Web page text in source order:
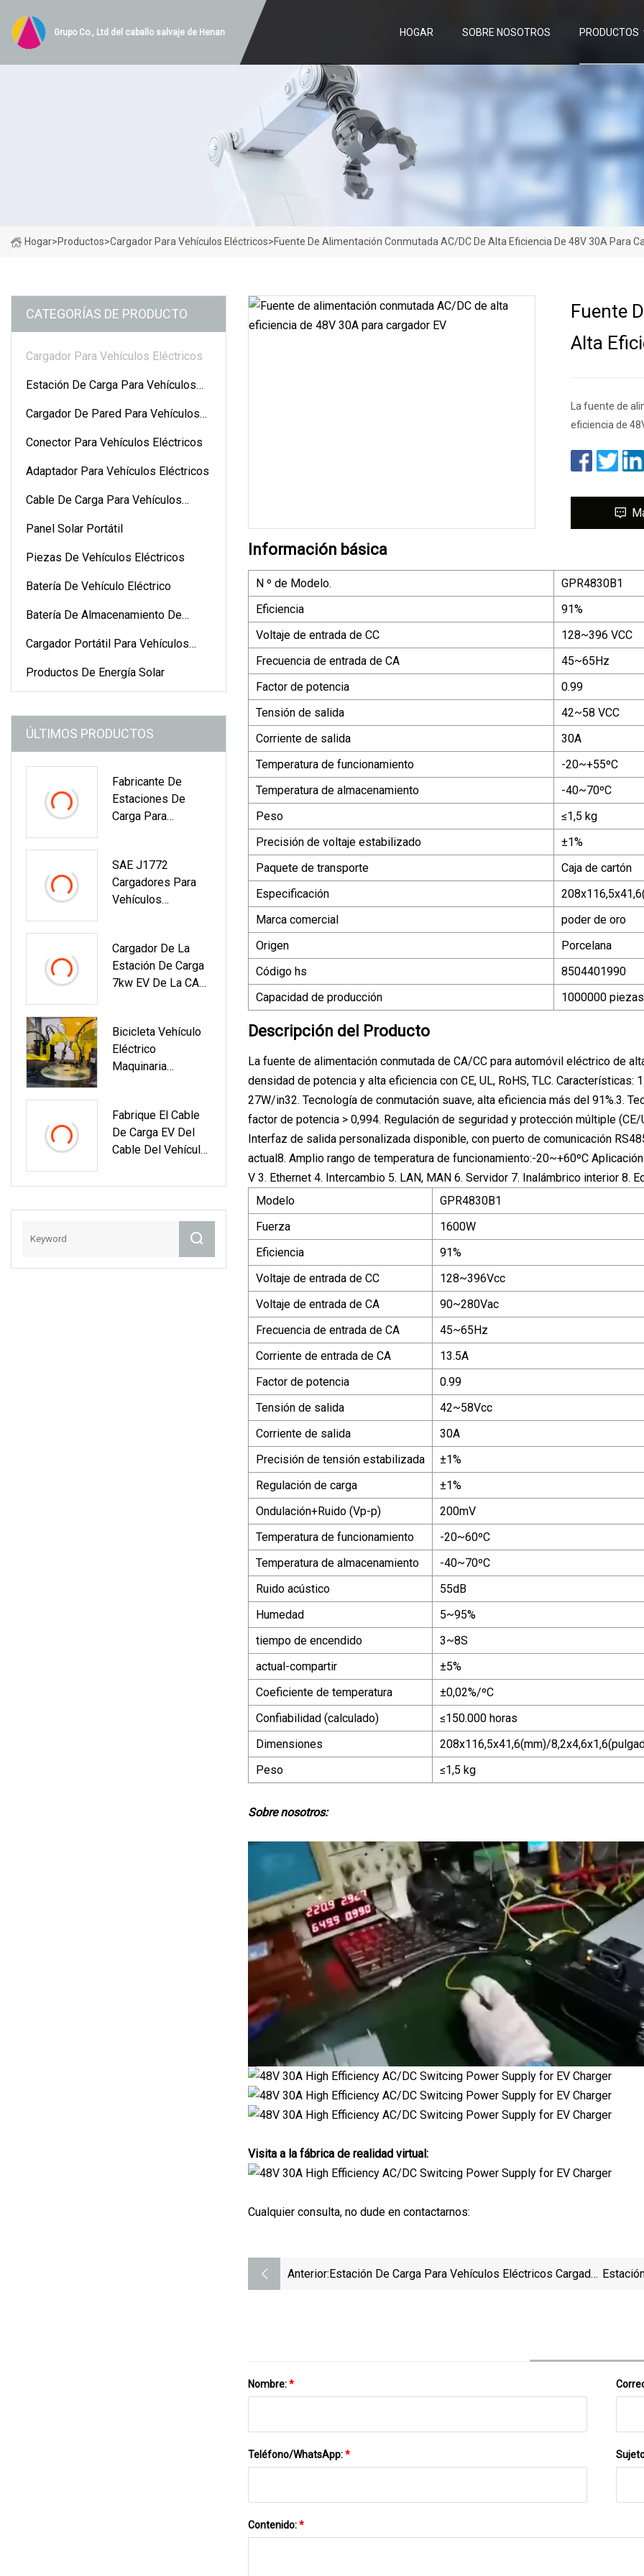
Grupo Co., Ltd del caballo salvaje de Henan HOGAR SOBRE NOSOTROS PRODUCTOS
Hogar>Productos>Cargador Para Vehículos Eléctricos>Fuente De Alimentación Conmutada AC/DC De Alta Eficiencia De 48V 30A Para
CATEGORÍAS DE PRODUCTO
Cargador Para Vehículos Eléctricos
Estación De Carga Para Vehículos
Cargador De Pared Para Vehículos
Conector Para Vehículos Eléctricos
Adaptador Para Vehículos Eléctricos
Cable De Carga Para Vehículos
Panel Solar Portátil
Piezas De Vehículos Eléctricos
Batería De Vehículo Eléctrico
Batería De Almacenamiento De
Cargador Portátil Para Vehículos
Productos De Energía Solar
ÚLTIMOS PRODUCTOS
Fabricante De
Estaciones De
Carga Para
Hogar Nivel 2
Cargador Trifásico
De CA De 22 Kw
SAE J1772
Cargadores Para
Vehículos
Cargador De CA
Tipo 1 40A 48A
Cargador De La
Estación De Carga
7kw EV De La CA
Eléctrico De
Wallbox Del Nivel 2
Del IEC 62196
Bicicleta Vehículo
Eléctrico
Maquinaria
Piezas
Fabrique El Cable
De Carga EV Del
Cable Del Vehículo
Del OEM Con El
Suave Estupendo
Fuente
Alta
La fuente de
eficiencia de
Información básica
N º de Modelo.
GPR4830B1
Eficiencia
91%
Voltaje de entrada de CC
128~396 VCC
Frecuencia de entrada de CA
45~65Hz
Factor de potencia
0.99
Tensión de salida
42~58 VCC
Corriente de salida
30A
Temperatura de funcionamiento
-20~+55ºC
Temperatura de almacenamiento
-40~70ºC
Peso
≤1,5 kg
Precisión de voltaje estabilizado
±1%
Paquete de transporte
Caja de cartón
Especificación
Marca comercial
poder de oro
Origen
Porcelana
Código hs
8504401990
Capacidad de producción
1000000 piezas
Descripción del Producto
La fuente de alimentación conmutada de CA/CC para automóvil eléctrico de
densidad de potencia y alta eficiencia con CE, UL, RoHS, TLC.
27W/in32. Tecnología de conmutación suave, alta eficiencia más del 91%.3.
factor de potencia > 0,994. Regulación de seguridad y protección múltiple
Interfaz de salida personalizada disponible, con puerto de comunicación
actual8. Amplio rango de temperatura de funcionamiento:-20~+60ºC
V 3. Ethernet 4. Intercambio 5. LAN, MAN 6. Servidor 7. Inalámbrico interior 8.
Modelo
GPR4830B1
Fuerza
1600W
Eficiencia
91%
Voltaje de entrada de CC
128~396Vcc
Voltaje de entrada de CA
90~280Vac
Frecuencia de entrada de CA
45~65Hz
Corriente de entrada de CA
13.5A
Factor de potencia
0.99
Tensión de salida
42~58Vcc
Corriente de salida
30A
Precisión de tensión estabilizada
±1%
Regulación de carga
±1%
Ondulación+Ruido (Vp-p)
200mV
Temperatura de funcionamiento
-20~60ºC
Temperatura de almacenamiento
-40~70ºC
Ruido acústico
55dB
Humedad
5~95%
tiempo de encendido
3~8S
actual-compartir
±5%
Coeficiente de temperatura
±0,02%/ºC
Confiabilidad (calculado)
≤150.000 horas
Dimensiones
208x116,5x41,6(mm)/
Peso
≤1,5 kg
Sobre nosotros:
Visita a la fábrica de realidad virtual:
Cualquier consulta, no dude en contactarnos:
Anterior:Estación De Carga Para Vehículos Eléctricos Cargador
Nombre:*
Teléfono/WhatsApp:*
Contenido:*